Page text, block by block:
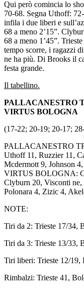
Qui però comincia lo
70-68. Segna Uthoff:
infila i due liberi e
68 a meno 2’15”.
68 a meno 1’45”.
tempo scorre, i ragazzi
ne ha più. Di Brooks il
festa grande.
Il tabellino.
PALLACANESTRO
VIRTUS
(17-22; 20-19; 20-17;
PALLACANESTRO
Uthoff 11, Ruzzier 11,
Mcdermott 9, Johnson
VIRTUS BOLOGNA:
Clyburn 20, Visconti ne,
Polonara 4, Zizic 4,
NOTE:
Tiri da 2: Trieste 17/34,
Tiri da 3: Trieste 13/33,
Tiri liberi: Trieste 12/19,
Rimbalzi: Trieste 41,